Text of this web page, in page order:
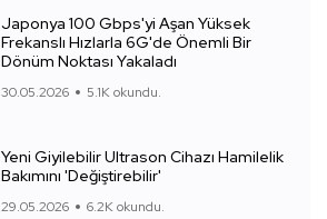
Japonya 100 Gbps'yi Aşan Yüksek
Frekanslı Hızlarla 6G'de Önemli Bir
Dönüm Noktası Yakaladı
30.05.2026 5.1K okundu.
Yeni Giyilebilir Ultrason Cihazı Hamilelik
Bakımını 'Değiştirebilir'
29.05.2026 6.2K okundu.